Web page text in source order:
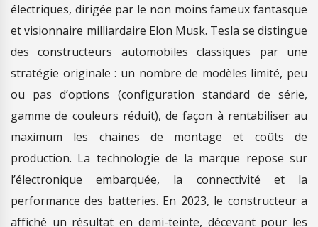
électriques, dirigée par le non moins fameux fantasque
et visionnaire milliardaire Elon Musk. Tesla se distingue
des constructeurs automobiles classiques par une
stratégie originale : un nombre de modèles limité, peu
ou pas d’options (configuration standard de série,
gamme de couleurs réduit), de façon à rentabiliser au
maximum les chaines de montage et coûts de
production. La technologie de la marque repose sur
l’électronique embarquée, la connectivité et la
performance des batteries. En 2023, le constructeur a
affiché un résultat en demi-teinte, décevant pour les